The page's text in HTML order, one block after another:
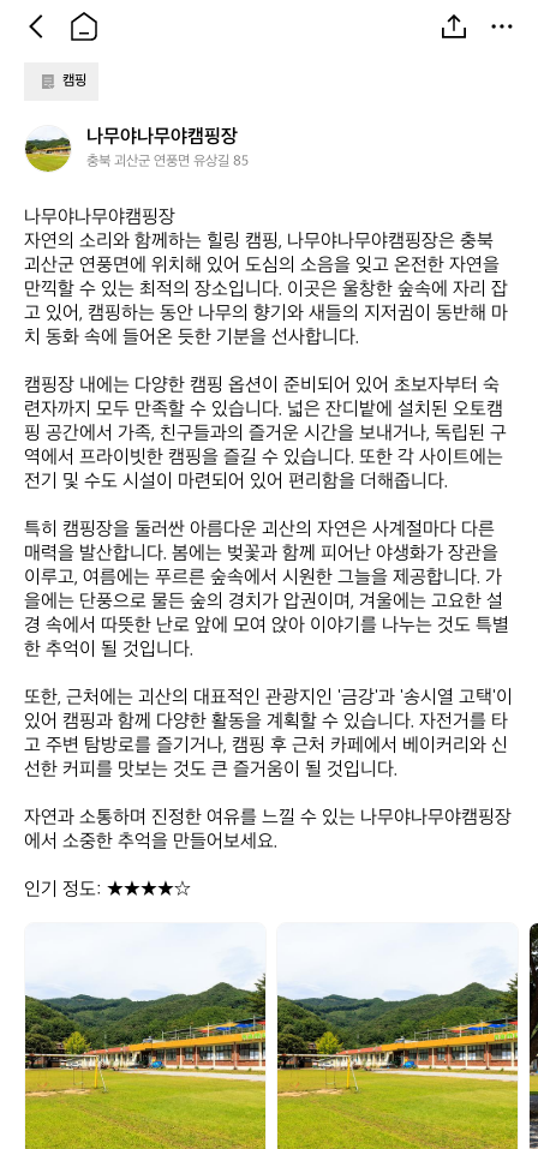
캠핑
나
무
나
무
야
캠
핑
장
나무야나무야캠핑장
충북 괴산군 연풍면 유상길 85
나무야나무야캠핑장
자연의 소리와 함께하는 힐링 캠핑, 나무야나무야캠핑장은 충북
괴산군 연풍면에 위치해 있어 도심의 소음을 잊고 온전한 자연을
만끽할 수 있는 최적의 장소입니다. 이곳은 울창한 숲속에 자리 잡
고 있어, 캠핑하는 동안 나무의 향기와 새들의 지저귐이 동반해 마
치 동화 속에 들어온 듯한 기분을 선사합니다.
캠핑장 내에는 다양한 캠핑 옵션이 준비되어 있어 초보자부터 숙
련자까지 모두 만족할 수 있습니다. 넓은 잔디밭에 설치된 오토캠
핑 공간에서 가족, 친구들과의 즐거운 시간을 보내거나, 독립된 구
역에서 프라이빗한 캠핑을 즐길 수 있습니다. 또한 각 사이트에는
전기 및 수도 시설이 마련되어 있어 편리함을 더해줍니다.
특히 캠핑장을 둘러싼 아름다운 괴산의 자연은 사계절마다 다른
매력을 발산합니다. 봄에는 벚꽃과 함께 피어난 야생화가 장관을
이루고, 여름에는 푸르른 숲속에서 시원한 그늘을 제공합니다. 가
을에는 단풍으로 물든 숲의 경치가 압권이며, 겨울에는 고요한 설
경 속에서 따뜻한 난로 앞에 모여 앉아 이야기를 나누는 것도 특별
한 추억이 될 것입니다.
또한, 근처에는 괴산의 대표적인 관광지인 '금강'과 '송시열 고택'이
있어 캠핑과 함께 다양한 활동을 계획할 수 있습니다. 자전거를 타
고 주변 탐방로를 즐기거나, 캠핑 후 근처 카페에서 베이커리와 신
선한 커피를 맛보는 것도 큰 즐거움이 될 것입니다.
자연과 소통하며 진정한 여유를 느낄 수 있는 나무야나무야캠핑장
에서 소중한 추억을 만들어보세요.
인기 정도: ★★★★☆
나
무
야
캠
핑
장
나
무
야
캠
핑
장